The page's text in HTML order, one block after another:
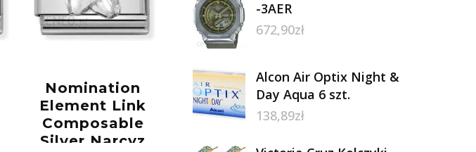
Nomination
Element Link
Composable
Silver Narcyz
-3AER
672,90zł
Alcon Air Optix Night &
Day Aqua 6 szt.
138,89zł